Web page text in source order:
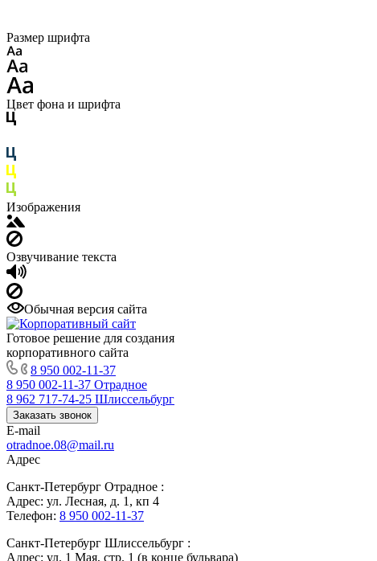
Размер шрифта
Цвет фона и шрифта
Изображения
Озвучивание текста
Обычная версия сайта
Готовое решение для создания
корпоративного сайта
8 950 002-11-37
8 950 002-11-37 Отрадное
8 962 717-74-25 Шлиссельбург
Заказать звонок
E-mail
otradnoe.08@mail.ru
Адрес
Санкт-Петербург Отрадное :
Адрес: ул. Лесная, д. 1, кп 4
Телефон: 8 950 002-11-37
Санкт-Петербург Шлиссельбург :
Адрес: ул. 1 Мая, стр. 1 (в конце бульвара)